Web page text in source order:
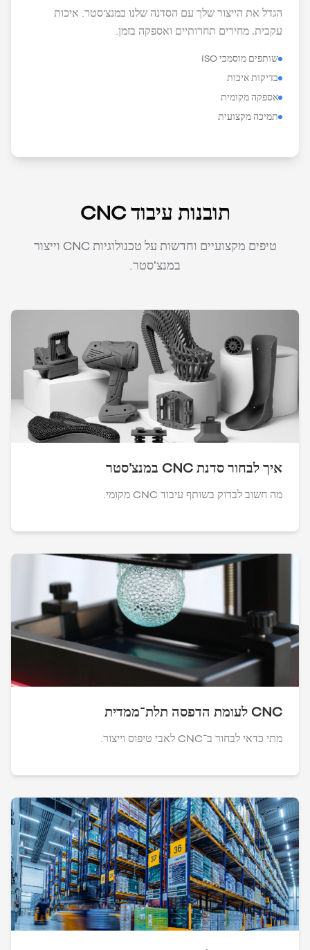
הגדל את הייצור שלך עם הסדנה שלנו במנצ'סטר. איכות
עקבית, מחירים תחרותיים ואספקה בזמן.
שותפים מוסמכי ISO
בדיקות איכות
אספקה מקומית
תמיכה מקצועית
תובנות עיבוד CNC
טיפים מקצועיים וחדשות על טכנולוגיות CNC וייצור
במנצ'סטר.
איך לבחור סדנת CNC במנצ'סטר
מה חשוב לבדוק בשותף עיבוד CNC מקומי.
CNC לעומת הדפסה תלת־ממדית
מתי כדאי לבחור ב־CNC לאבי טיפוס וייצור.